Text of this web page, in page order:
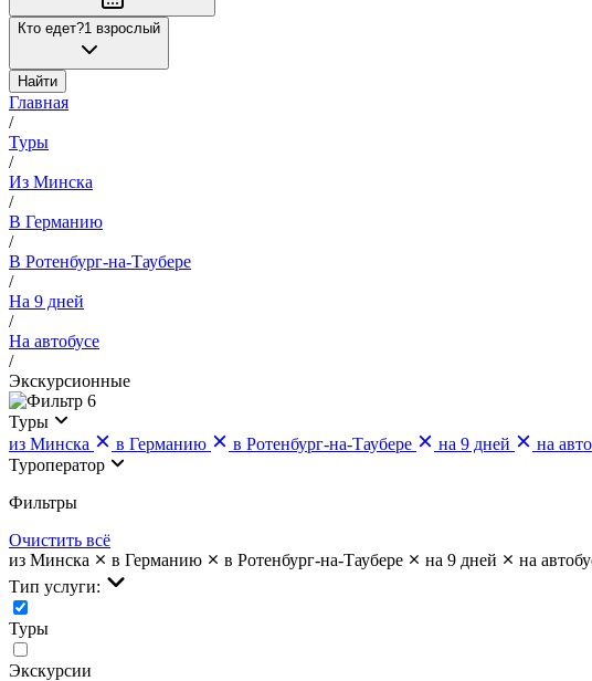
Кто едет?1 взрослый
Найти
Главная
/
Туры
/
Из Минска
/
В Германию
/
В Ротенбург-на-Таубере
/
На 9 дней
/
На автобусе
/
Экскурсионные
6
Туры
из Минска
в Германию в Ротенбург-на-Таубере на 9 дней на
Туроператор
Фильтры
Очистить всё
из Минска
в Германию в Ротенбург-на-Таубере на 9 дней на
Тип услуги:
Туры
Экскурсии